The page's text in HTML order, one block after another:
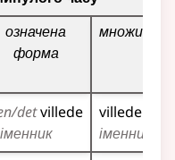
означена
форма
множина
detvillede
villede
іменник